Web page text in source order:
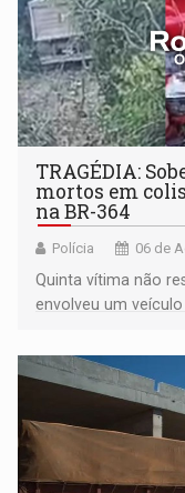
TRAGÉDIA:
mortos em
na BR-364
Polícia 06 de
Quinta vítima não
envolveu um